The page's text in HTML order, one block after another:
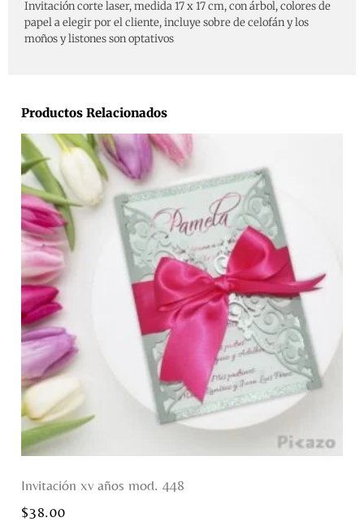
Invitación corte laser, medida 17 x 17 cm, con árbol, colores de
papel a elegir por el cliente, incluye sobre de celofán y los
moños y listones son optativos
Productos Relacionados
Invitación xv años mod. 448
$38.00